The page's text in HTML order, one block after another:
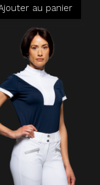
au panier